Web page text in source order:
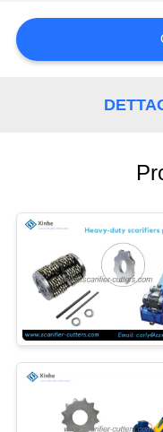
CASI
CHIEDI UN
DEL
NORME
SULLA
PRIVACY